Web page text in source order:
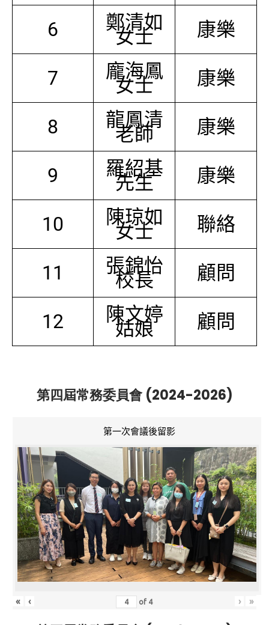
6 鄭清如
女士 康樂
7 龐海鳳
女士 康樂
8 龍鳳清
老師 康樂
9 羅紹基
先生 康樂
10 陳琼如
女士 聯絡
11 張錦怡
校長 顧問
12 陳文婷
姑娘 顧問
第四屆常務委員會 (2024-2026)
第一次會議後留影
« ‹ of 4 › »